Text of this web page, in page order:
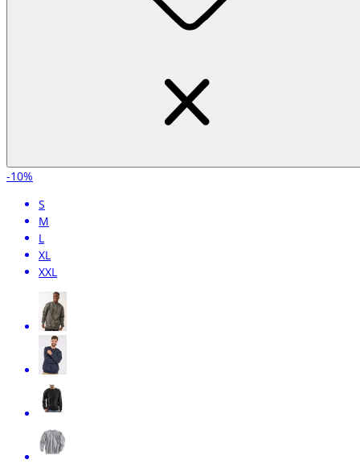
-10%
S
M
L
XL
XXL